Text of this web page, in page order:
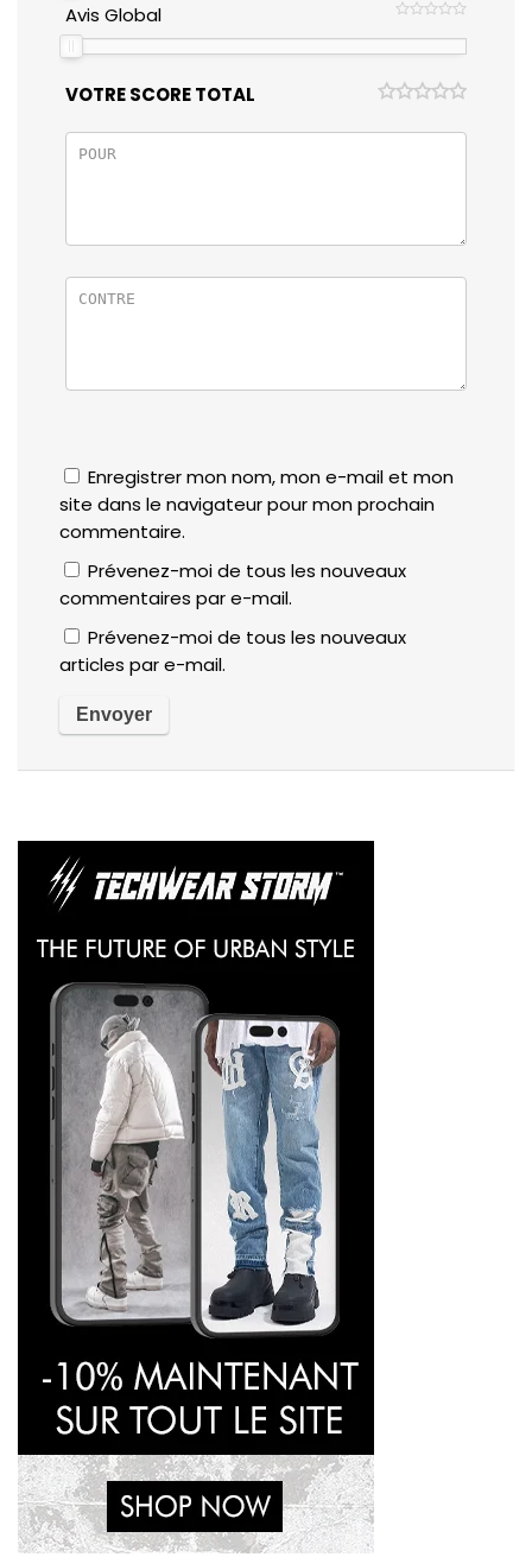
Avis Global
VOTRE SCORE TOTAL
Enregistrer mon nom, mon e-mail et mon
site dans le navigateur pour mon prochain
commentaire.
Prévenez-moi de tous les nouveaux
commentaires par e-mail.
Prévenez-moi de tous les nouveaux
articles par e-mail.